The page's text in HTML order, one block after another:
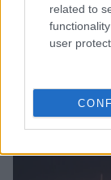
related to
user
Continua